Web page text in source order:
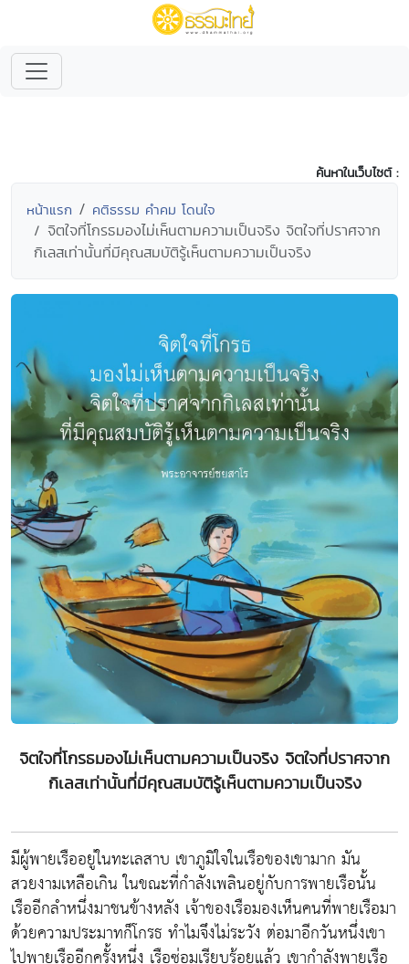
ค้นหาในเว็บไซต์ :
หน้าแรก คติธรรม คำคม โดนใจ
จิตใจที่โกรธมองไม่เห็นตามความเป็นจริง จิตใจที่ปราศจาก
กิเลสเท่านั้นที่มีคุณสมบัติรู้เห็นตามความเป็นจริง
จิตใจที่โกรธมองไม่เห็นตามความเป็นจริง จิตใจที่ปราศจาก
กิเลสเท่านั้นที่มีคุณสมบัติรู้เห็นตามความเป็นจริง
มีผู้พายเรืออยู่ในทะเลสาบ เขาภูมิใจในเรือของเขามาก มัน
สวยงามเหลือเกิน ในขณะที่กำลังเพลินอยู่กับการพายเรือนั้น
เรืออีกลำหนึ่งมาชนข้างหลัง เจ้าของเรือมองเห็นคนที่พายเรือมา
ด้วยความประมาทก็โกรธ ทำไมจึงไม่ระวัง ต่อมาอีกวันหนึ่งเขา